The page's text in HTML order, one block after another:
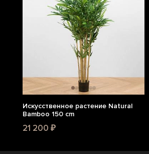
Искусственное растение Natural
Bamboo 150 cm
21 200 ₽